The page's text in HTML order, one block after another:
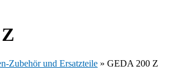
Zubehör und Ersatzteile » GEDA 200 Z